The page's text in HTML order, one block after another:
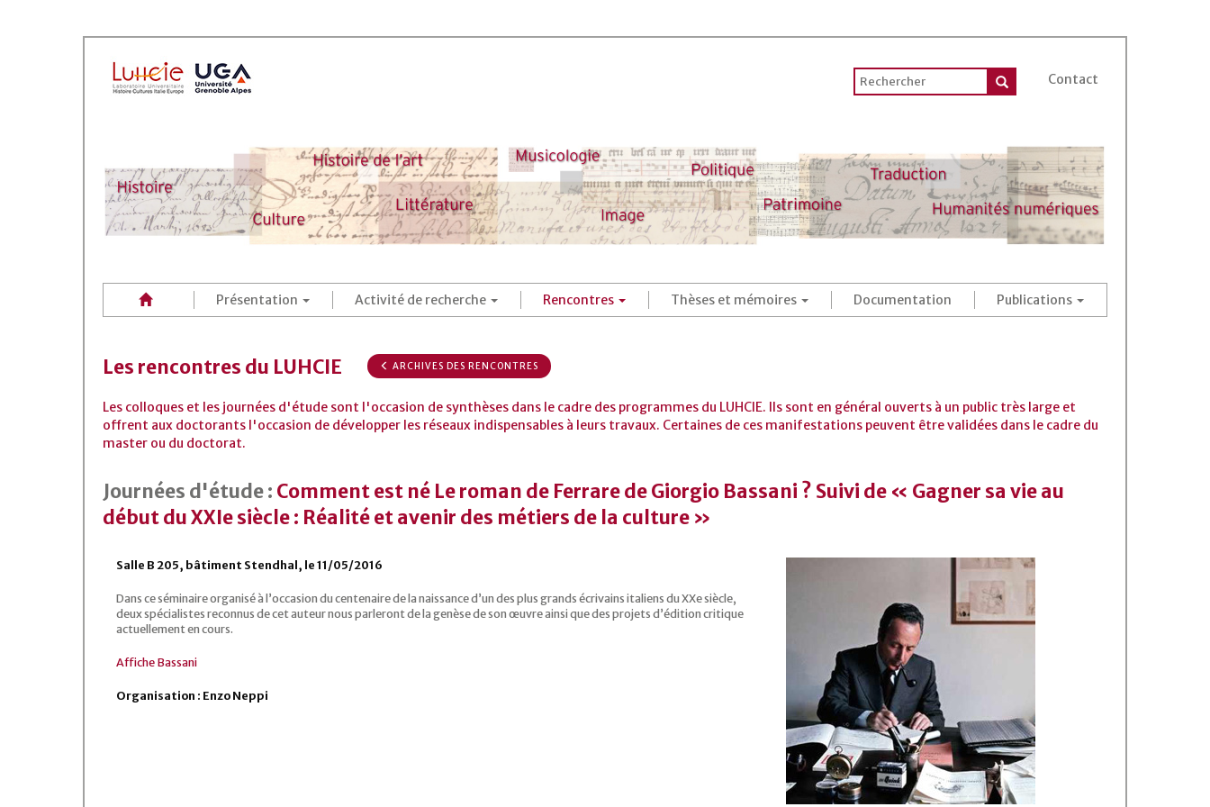
Contact
Présentation Activité de recherche Rencontres Thèses et mémoires Documentation Publications
Les rencontres du LUHCIE ARCHIVES DES RENCONTRES
Les colloques et les journées d'étude sont l'occasion de synthèses dans le cadre des programmes du LUHCIE. Ils sont en général ouverts à un public très large et
offrent aux doctorants l'occasion de développer les réseaux indispensables à leurs travaux. Certaines de ces manifestations peuvent être validées dans le cadre du
master ou du doctorat.
Journées d'étude : Comment est né Le roman de Ferrare de Giorgio Bassani ? Suivi de « Gagner sa vie au
début du XXIe siècle : Réalité et avenir des métiers de la culture »
Salle B 205, bâtiment Stendhal, le 11/05/2016
Dans ce séminaire organisé à l’occasion du centenaire de la naissance d’un des plus grands écrivains italiens du XXe siècle,
deux spécialistes reconnus de cet auteur nous parleront de la genèse de son œuvre ainsi que des projets d’édition critique
actuellement en cours.
Affiche Bassani
Organisation : Enzo Neppi